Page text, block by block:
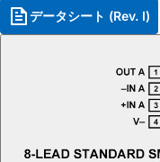
データシート (Rev. I)